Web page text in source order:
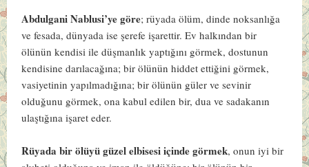
Abdulgani Nablusi’ye göre; rüyada ölüm, dinde noksanlığa
ve fesada, dünyada ise şerefe işarettir. Ev halkından bir
ölünün kendisi ile düşmanlık yaptığını görmek, dostunun
kendisine darılacağına; bir ölünün hiddet ettiğini görmek,
vasiyetinin yapılmadığına; bir ölünün güler ve sevinir
olduğunu görmek, ona kabul edilen bir, dua ve sadakanın
ulaştığına işaret eder.
Rüyada bir ölüyü güzel elbisesi içinde görmek, onun iyi bir